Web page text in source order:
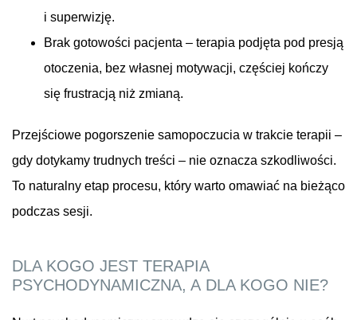
i superwizję.
Brak gotowości pacjenta – terapia podjęta pod presją
otoczenia, bez własnej motywacji, częściej kończy
się frustracją niż zmianą.
Przejściowe pogorszenie samopoczucia w trakcie terapii –
gdy dotykamy trudnych treści – nie oznacza szkodliwości.
To naturalny etap procesu, który warto omawiać na bieżąco
podczas sesji.
DLA KOGO JEST TERAPIA
PSYCHODYNAMICZNA, A DLA KOGO NIE?